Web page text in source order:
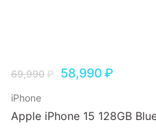
69,990₽ 58,990₽
iPhone
Apple iPhone 15 128GB